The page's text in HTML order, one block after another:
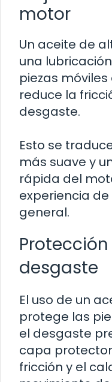
motor
Un aceite de
una
piezas
reduce la
desgaste.
Esto se
más suave y
rápida del
experiencia
general.
desgaste
El uso de un
protege las
el desgaste
capa
fricción y el